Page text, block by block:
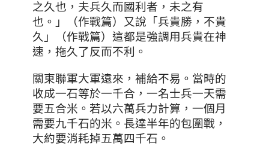
之久也 ， 夫兵久而國利者 ， 未之有
也 。」（作戰篇）又說「 兵貴勝 ， 不貴
久 」（作戰篇）這都是強調用兵貴在神
速 ，拖久了反而不利。
關東聯軍大軍遠來，補給不易 。 當時的
收成一石等於一千合，一名士兵一天需
要五合米。若以六萬兵力計算，一個月
需要九千石的米。長達半年的包圍戰，
大約要消耗掉五萬四千石。